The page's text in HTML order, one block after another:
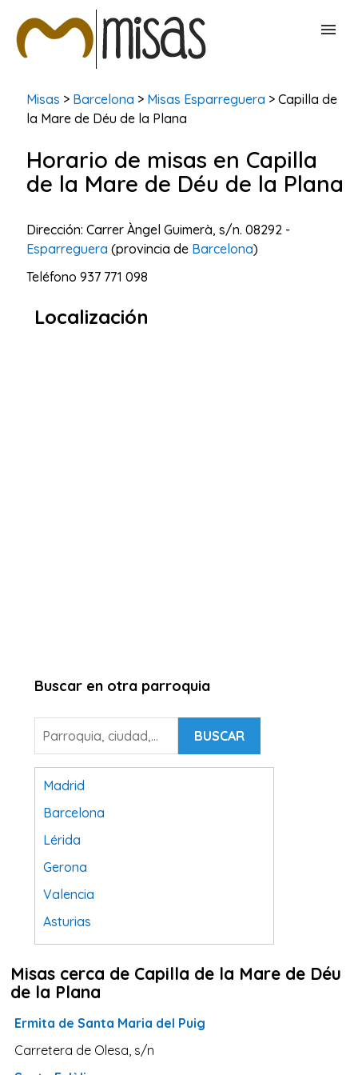
BUSCAR MISAS
Misas > Barcelona > Misas Esparreguera > Capilla de
la Mare de Déu de la Plana
Horario de misas en Capilla
de la Mare de Déu de la Plana
Dirección: Carrer Àngel Guimerà, s/n. 08292 -
Esparreguera (provincia de Barcelona)
Teléfono 937 771 098
Localización
Buscar en otra parroquia
BUSCAR
Madrid
Barcelona
Lérida
Gerona
Valencia
Asturias
Tarragona
Navarra
Valladolid
Sevilla
La Coruña
Misas cerca de Capilla de la Mare de Déu
de la Plana
Ermita de Santa Maria del Puig
Carretera de Olesa, s/n